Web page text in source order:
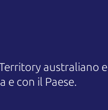
australiano e
e con il Paese.